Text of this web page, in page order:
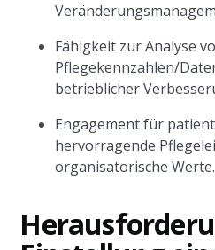
Fähigkeit zur Analyse
Pflegekennzahlen/
betrieblicher
Engagement für
hervorragende
organisatorische Werte.